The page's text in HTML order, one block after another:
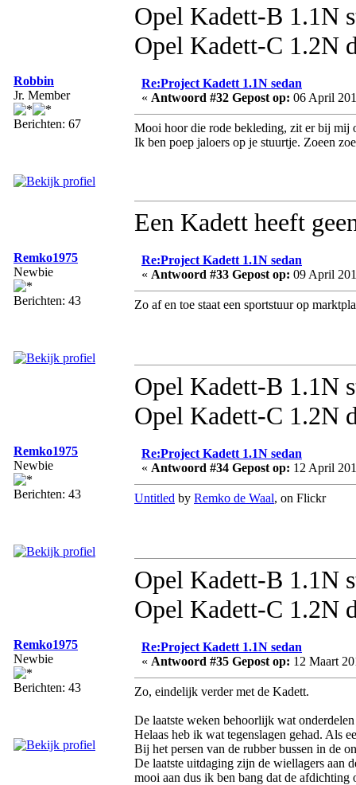
Opel Kadett-B 1.1N
Opel Kadett-C 1.2N
Robbin
Jr. Member
Berichten: 67
Re:Project Kadett 1.1N sedan
« Antwoord #32 Gepost op: 06 April
Mooi hoor die rode bekleding, zit er bij mij
Ik ben poep jaloers op je stuurtje. Zoeen
Een Kadett heeft
Remko1975
Newbie
Berichten: 43
Re:Project Kadett 1.1N sedan
« Antwoord #33 Gepost op: 09 April
Zo af en toe staat een sportstuur op
Opel Kadett-B 1.1N
Opel Kadett-C 1.2N
Remko1975
Newbie
Berichten: 43
Re:Project Kadett 1.1N sedan
« Antwoord #34 Gepost op: 12 April
Untitled by Remko de Waal, on Flickr
Opel Kadett-B 1.1N
Opel Kadett-C 1.2N
Remko1975
Newbie
Berichten: 43
Re:Project Kadett 1.1N sedan
« Antwoord #35 Gepost op: 12 Maart
Zo, eindelijk verder met de Kadett.
De laatste weken behoorlijk wat
Helaas heb ik wat tegenslagen gehad. Als
Bij het persen van de rubber bussen in de
De laatste uitdaging zijn de wiellagers aan
mooi aan dus ik ben bang dat de